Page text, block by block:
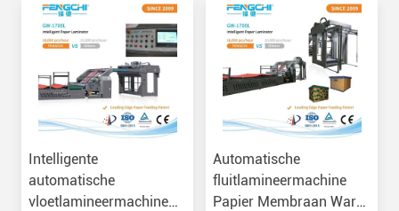
Intelligente
automatische
vloetlamineermachine
Automatische
fluitlamineermachine
Papier Membraan Warm